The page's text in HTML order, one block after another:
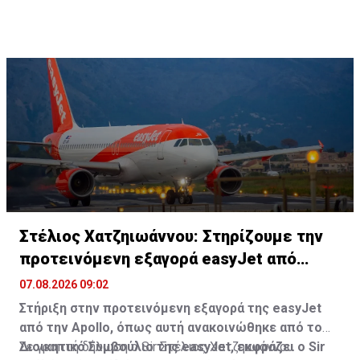
Πηγή: ΚΥΠΕ
Στέλιος Χατζηιωάννου: Στηρίζουμε την
προτεινόμενη εξαγορά easyJet από
Apollo
07.08.2026 09:02
Στήριξη στην προτεινόμενη εξαγορά της easyJet
από την Apollo, όπως αυτή ανακοινώθηκε από το
Διοικητικό Συμβούλιο της easyJet, εκφράζει ο Sir
Σε γραπτή δήλωση ο Sir Στέλιος Χατζηιωάννου